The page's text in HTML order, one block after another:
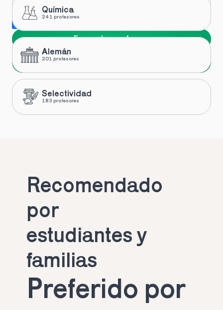
Encuentra profesor
Química
241 profesores
Alemán
201 profesores
Selectividad
183 profesores
Recomendado
por
estudiantes y
familias
Preferido por